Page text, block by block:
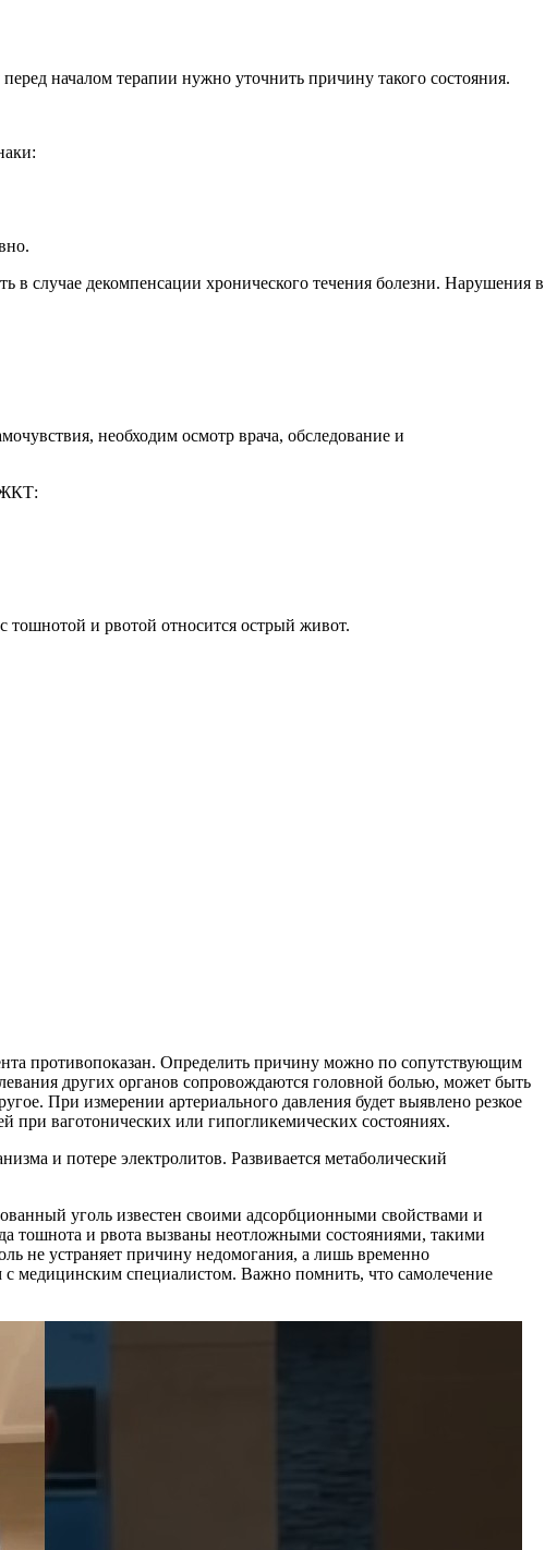
началом терапии нужно уточнить причину такого состояния.
случае декомпенсации хронического течения болезни. Нарушения в
необходим осмотр врача, обследование и
ЖКТ:
тошнотой и рвотой относится острый живот.
противопоказан. Определить причину можно по сопутствующим
других органов сопровождаются головной болью, может быть
При измерении артериального давления будет выявлено резкое
ваготонических или гипогликемических состояниях.
и потере электролитов. Развивается метаболический
уголь известен своими адсорбционными свойствами и
тошнота и рвота вызваны неотложными состояниями, такими
не устраняет причину недомогания, а лишь временно
медицинским специалистом. Важно помнить, что самолечение